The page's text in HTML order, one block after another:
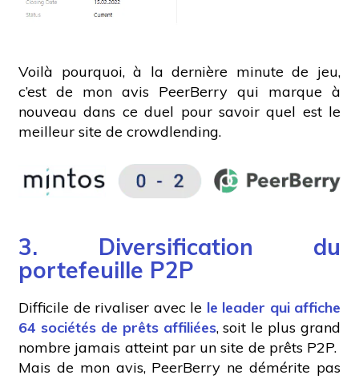
Voilà pourquoi, à la dernière minute de jeu,
c’est de mon avis PeerBerry qui marque à
nouveau dans ce duel pour savoir quel est le
meilleur site de crowdlending.
3. Diversification du
portefeuille P2P
Difficile de rivaliser avec le le leader qui affiche
64 sociétés de prêts affiliées, soit le plus grand
nombre jamais atteint par un site de prêts P2P.
Mais de mon avis, PeerBerry ne démérite pas